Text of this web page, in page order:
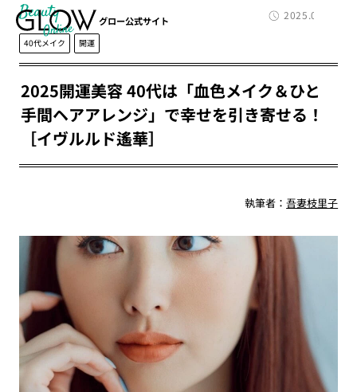
グロー公式サイト 2025.02.06
Beauty
40代メイク 開運
2025開運美容 40代は「血色メイク＆ひと
手間ヘアアレンジ」で幸せを引き寄せる！
［イヴルルド遙華］
執筆者：吾妻枝里子